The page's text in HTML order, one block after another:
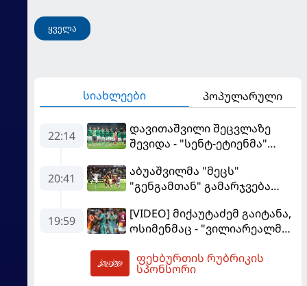
ყველა
სიახლეები პოპულარული
22:14
დავითაშვილი შეცვლაზე
შევიდა - "სენტ-ეტიენმა"
20:41
აბუაშვილმა "მეცს"
"გენგამთან" გამარჯვება
19:59
[VIDEO] მიქაუტაძემ გაიტანა,
ოსიმენმაც - "ვილიარეალმა"
"გალათასარაის" მოუგო
ფეხბურთის რუბრიკის
სპონსორი